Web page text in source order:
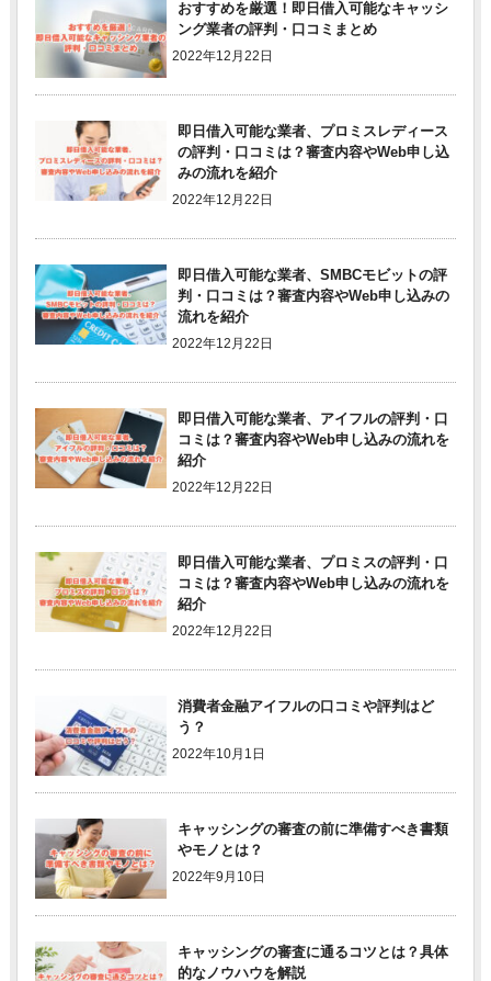
おすすめを厳選！即日借入可能なキャッシ
ング業者の評判・口コミまとめ
2022年12月22日
即日借入可能な業者、プロミスレディース
の評判・口コミは？審査内容やWeb申し込
みの流れを紹介
2022年12月22日
即日借入可能な業者、SMBCモビットの評
判・口コミは？審査内容やWeb申し込みの
流れを紹介
2022年12月22日
即日借入可能な業者、アイフルの評判・口
コミは？審査内容やWeb申し込みの流れを
紹介
2022年12月22日
即日借入可能な業者、プロミスの評判・口
コミは？審査内容やWeb申し込みの流れを
紹介
2022年12月22日
消費者金融アイフルの口コミや評判はど
う？
2022年10月1日
キャッシングの審査の前に準備すべき書類
やモノとは？
2022年9月10日
キャッシングの審査に通るコツとは？具体
的なノウハウを解説